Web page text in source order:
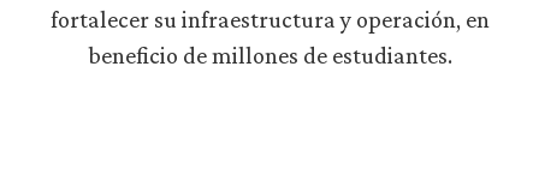
fortalecer su infraestructura y operación, en
beneficio de millones de estudiantes.